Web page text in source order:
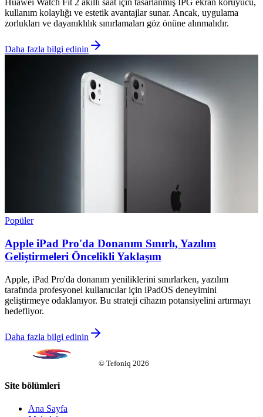
Huawei Watch Fit 2 akıllı saat için tasarlanmış IPG ekran koruyucu,
kullanım kolaylığı ve estetik avantajlar sunar. Ancak, uygulama
zorlukları ve dayanıklılık sınırlamaları göz önüne alınmalıdır.
Daha fazla bilgi edinin
Popüler
Apple iPad Pro'da Donanım Sınırlı, Yazılım
Geliştirmeleri Öncelikli Yaklaşım
Apple, iPad Pro'da donanım yeniliklerini sınırlarken, yazılım
tarafında profesyonel kullanıcılar için iPadOS deneyimini
geliştirmeye odaklanıyor. Bu strateji cihazın potansiyelini artırmayı
hedefliyor.
Daha fazla bilgi edinin
© Tefoniq 2026
Site bölümleri
Ana Sayfa